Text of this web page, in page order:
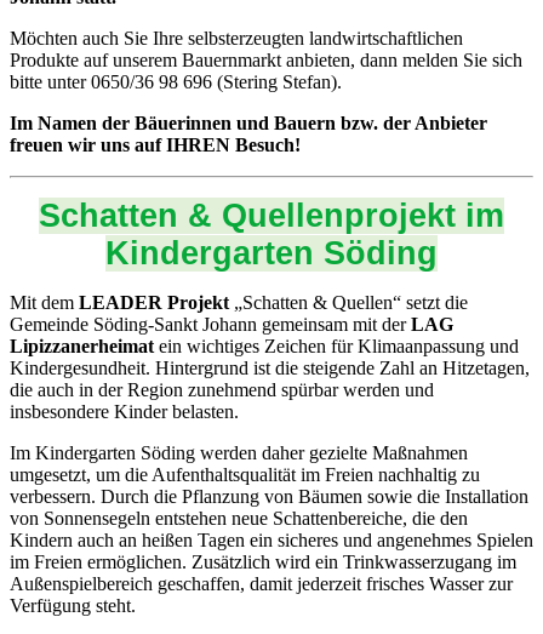
Möchten auch Sie Ihre selbsterzeugten landwirtschaftlichen
Produkte auf unserem Bauernmarkt anbieten, dann melden Sie sich
bitte unter 0650/36 98 696 (Stering Stefan).
Im Namen der Bäuerinnen und Bauern bzw. der Anbieter
freuen wir uns auf IHREN Besuch!
Schatten & Quellenprojekt im
Kindergarten Söding
Mit dem LEADER Projekt „Schatten & Quellen“ setzt die
Gemeinde Söding-Sankt Johann gemeinsam mit derLAG
Lipizzanerheimat ein wichtiges Zeichen für Klimaanpassung und
Kindergesundheit. Hintergrund ist die steigende Zahl an Hitzetagen,
die auch in der Region zunehmend spürbar werden und
insbesondere Kinder belasten.
Im Kindergarten Söding werden daher gezielte Maßnahmen
umgesetzt, um die Aufenthaltsqualität im Freien nachhaltig zu
verbessern. Durch die Pflanzung von Bäumen sowie die Installation
von Sonnensegeln entstehen neue Schattenbereiche, die den
Kindern auch an heißen Tagen ein sicheres und angenehmes Spielen
im Freien ermöglichen. Zusätzlich wird ein Trinkwasserzugang im
Außenspielbereich geschaffen, damit jederzeit frisches Wasser zur
Verfügung steht.